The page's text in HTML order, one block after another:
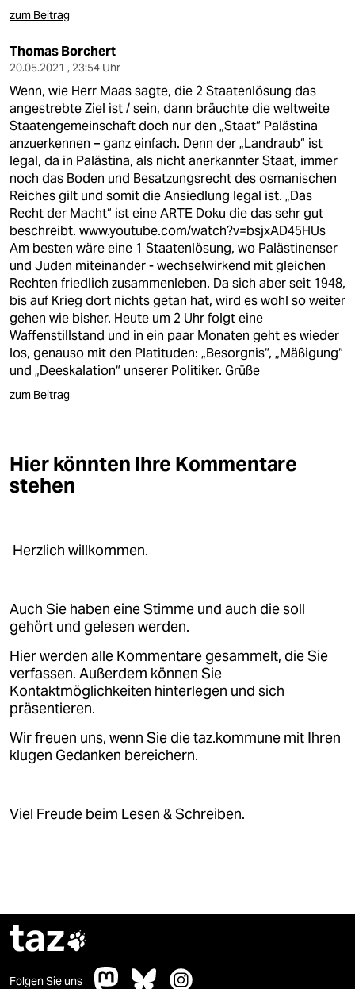
zum Beitrag
Thomas Borchert
20.05.2021 , 23:54 Uhr
Wenn, wie Herr Maas sagte, die 2 Staatenlösung das
angestrebte Ziel ist / sein, dann bräuchte die weltweite
Staatengemeinschaft doch nur den „Staat“ Palästina
anzuerkennen – ganz einfach. Denn der „Landraub“ ist
legal, da in Palästina, als nicht anerkannter Staat, immer
noch das Boden und Besatzungsrecht des osmanischen
Reiches gilt und somit die Ansiedlung legal ist. „Das
Recht der Macht“ ist eine ARTE Doku die das sehr gut
beschreibt. www.youtube.com/watch?v=bsjxAD45HUs
Am besten wäre eine 1 Staatenlösung, wo Palästinenser
und Juden miteinander - wechselwirkend mit gleichen
Rechten friedlich zusammenleben. Da sich aber seit 1948,
bis auf Krieg dort nichts getan hat, wird es wohl so weiter
gehen wie bisher. Heute um 2 Uhr folgt eine
Waffenstillstand und in ein paar Monaten geht es wieder
los, genauso mit den Platituden: „Besorgnis“, „Mäßigung“
und „Deeskalation“ unserer Politiker. Grüße
zum Beitrag
Hier könnten Ihre Kommentare
stehen
Herzlich willkommen.
Auch Sie haben eine Stimme und auch die soll
gehört und gelesen werden.
Hier werden alle Kommentare gesammelt, die Sie
verfassen. Außerdem können Sie
Kontaktmöglichkeiten hinterlegen und sich
präsentieren.
Wir freuen uns, wenn Sie die taz.kommune mit Ihren
klugen Gedanken bereichern.
Viel Freude beim Lesen & Schreiben.
taz
Folgen Sie uns